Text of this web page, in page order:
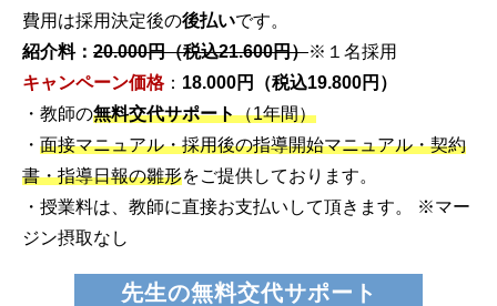
費用は採用決定後の後払いです。
紹介料： 20.000円（税込21.600円）※１名採用
キャンペーン価格： 18.000円（税込19.800円）
・教師の無料交代サポート（1年間）
・ 面接マニュアル・採用後の指導開始マニュアル・契約
書・指導日報の雛形をご提供しております。
・授業料は、教師に直接お支払いして頂きます。 ※マー
ジン摂取なし
先生の無料交代サポート